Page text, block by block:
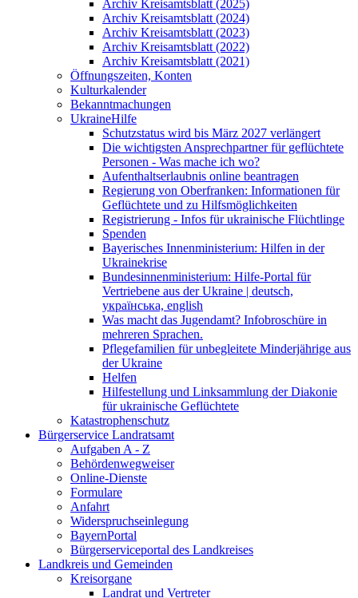
Archiv Kreisamtsblatt (2025)
Archiv Kreisamtsblatt (2024)
Archiv Kreisamtsblatt (2023)
Archiv Kreisamtsblatt (2022)
Archiv Kreisamtsblatt (2021)
Öffnungszeiten, Konten
Kulturkalender
Bekanntmachungen
UkraineHilfe
Schutzstatus wird bis März 2027 verlängert
Die wichtigsten Ansprechpartner für geflüchtete
Personen - Was mache ich wo?
Aufenthaltserlaubnis online beantragen
Regierung von Oberfranken: Informationen für
Geflüchtete und zu Hilfsmöglichkeiten
Registrierung - Infos für ukrainische Flüchtlinge
Spenden
Bayerisches Innenministerium: Hilfen in der
Ukrainekrise
Bundesinnenministerium: Hilfe-Portal für
Vertriebene aus der Ukraine | deutsch,
українська, english
Was macht das Jugendamt? Infobroschüre in
mehreren Sprachen.
Pflegefamilien für unbegleitete Minderjährige aus
der Ukraine
Helfen
Hilfestellung und Linksammlung der Diakonie
für ukrainische Geflüchtete
Katastrophenschutz
Bürgerservice Landratsamt
Aufgaben A - Z
Behördenwegweiser
Online-Dienste
Formulare
Anfahrt
Widerspruchseinlegung
BayernPortal
Bürgerserviceportal des Landkreises
Landkreis und Gemeinden
Kreisorgane
Landrat und Vertreter